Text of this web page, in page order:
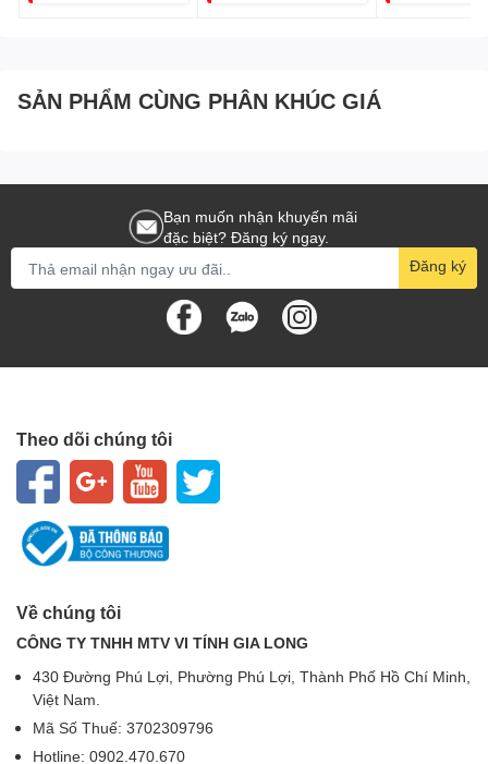
SẢN PHẨM CÙNG PHÂN KHÚC GIÁ
Bạn muốn nhận khuyến mãi
đặc biệt? Đăng ký ngay.
Đăng ký
Theo dõi chúng tôi
Về chúng tôi
CÔNG TY TNHH MTV VI TÍNH GIA LONG
430 Đường Phú Lợi, Phường Phú Lợi, Thành Phố Hồ Chí Minh,
Việt Nam.
Mã Số Thuế: 3702309796
Hotline: 0902.470.670